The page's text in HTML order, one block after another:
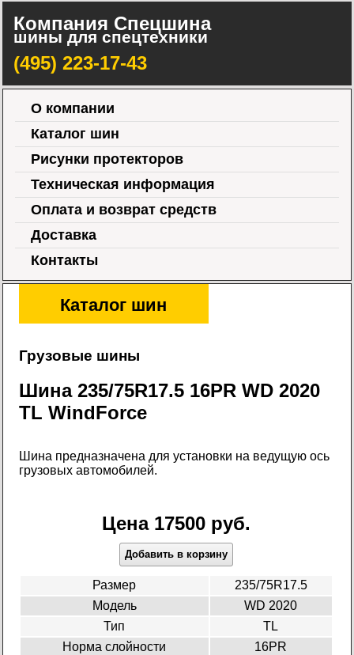
Компания Спецшина
шины для спецтехники
(495) 223-17-43
О компании
Каталог шин
Рисунки протекторов
Техническая информация
Оплата и возврат средств
Доставка
Контакты
Каталог шин
Грузовые шины
Шина 235/75R17.5 16PR WD 2020
TL WindForce
Шина предназначена для установки на ведущую ось
грузовых автомобилей.
Цена 17500 руб.
Добавить в корзину
Размер
235/75R17.5
Модель
WD 2020
Тип
TL
Норма слойности
16PR